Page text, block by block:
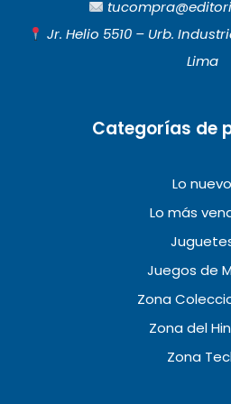
o
o
g
r
a
Jr. Helio 5510 – Urb.
Lima
Categorías de
Lo nuevo
Lo más
Juegos de
Zona
Zona del
Zona